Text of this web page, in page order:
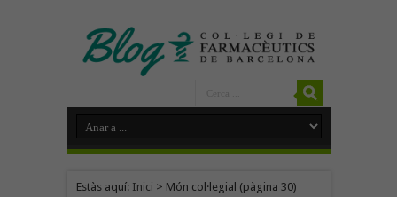
Estàs aquí: Inici > Món col·legial (pàgina 30)